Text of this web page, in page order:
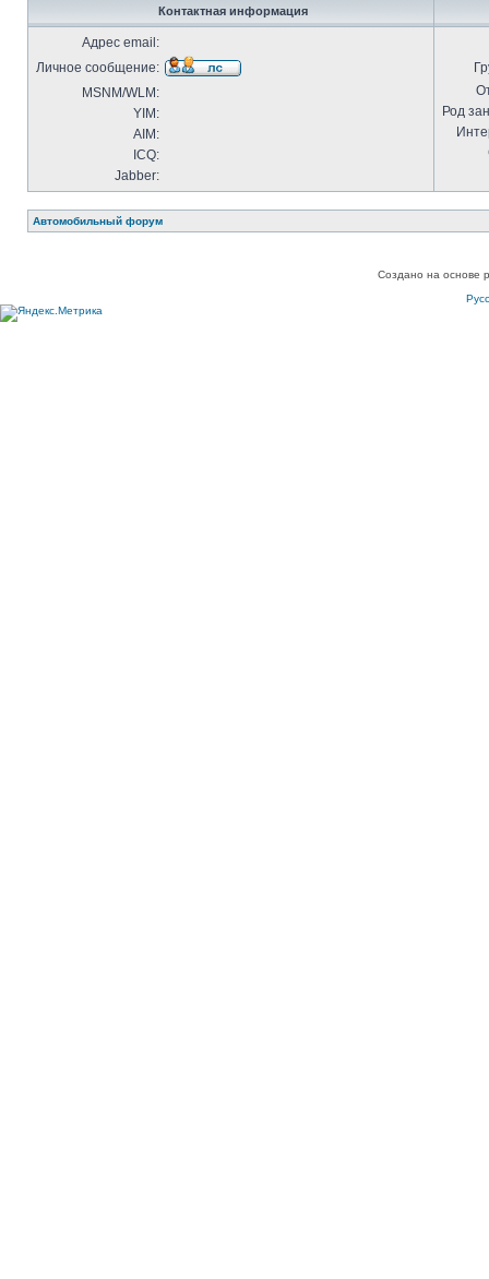
Контактная информация
Адрес email:
Личное сообщение:
MSNM/WLM:
YIM:
AIM:
ICQ:
Jabber:
Род
Автомобильный форум
Создано на основе